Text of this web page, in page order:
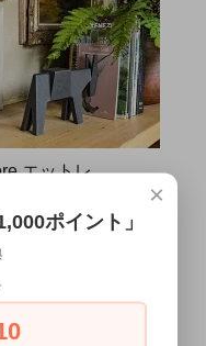
エットレ
ェ
Grcic
品
×
ポイント」